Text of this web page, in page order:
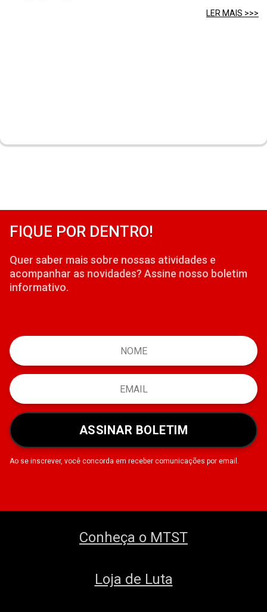
LER MAIS >>>
FIQUE POR DENTRO!
Quer saber mais sobre nossas atividades e
acompanhar as novidades? Assine nosso boletim
informativo.
ASSINAR BOLETIM
Ao se inscrever, você concorda em receber comunicações por email.
Conheça o MTST
Loja de Luta